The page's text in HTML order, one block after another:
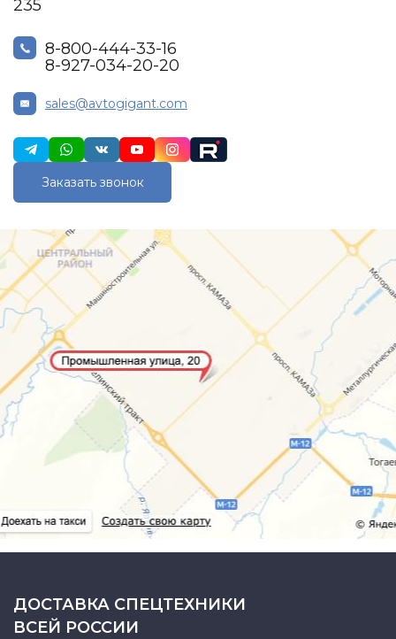
235
8-800-444-33-16
8-927-034-20-20
sales@avtogigant.com
Заказать звонок
ДОСТАВКА СПЕЦТЕХНИКИ
ВСЕЙ РОССИИ